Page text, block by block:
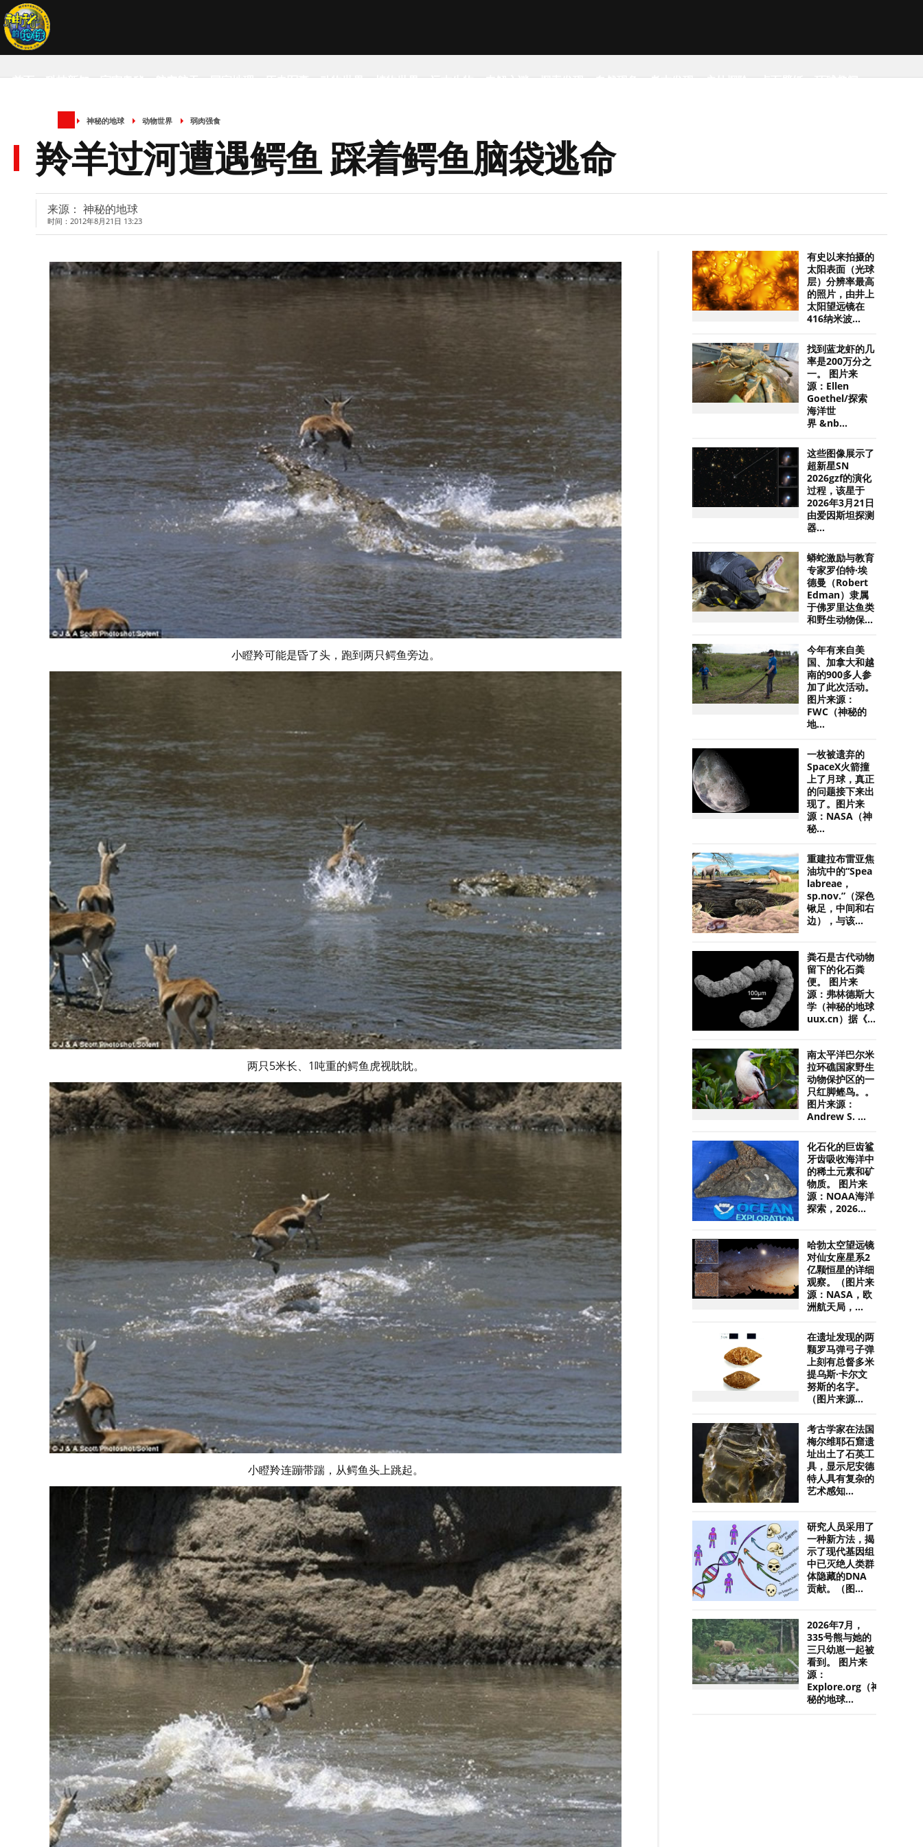
首页 科技新知 宇宙奥秘 航空航天 国家地理 历史军事 动物世界 植物世界 远古生物 未解之谜 探索发现 自然现象 考古发现 户外探险 桌面壁纸 环球趣闻
神秘的地球 动物世界 弱肉强食
羚羊过河遭遇鳄鱼 踩着鳄鱼脑袋逃命
来源： 神秘的地球
时间：2012年8月21日 13:23
小瞪羚可能是昏了头，跑到两只鳄鱼旁边。
两只5米长、1吨重的鳄鱼虎视眈眈。
小瞪羚连蹦带踹，从鳄鱼头上跳起。
有史以来拍摄的
太阳表面（光球
层）分辨率最高
的照片，由井上
太阳望远镜在
416纳米波...
找到蓝龙虾的几
率是200万分之
一。 图片来
源：Ellen
Goethel/探索
海洋世
界 &nb...
这些图像展示了
超新星SN
2026gzf的演化
过程，该星于
2026年3月21日
由爱因斯坦探测
器...
蟒蛇激励与教育
专家罗伯特·埃
德曼（Robert
Edman）隶属
于佛罗里达鱼类
和野生动物保...
今年有来自美
国、加拿大和越
南的900多人参
加了此次活动。
图片来源：
FWC（神秘的
地...
一枚被遗弃的
SpaceX火箭撞
上了月球，真正
的问题接下来出
现了。图片来
源：NASA（神
秘...
重建拉布雷亚焦
油坑中的“Spea
labreae，
sp.nov.”（深色
锹足，中间和右
边），与该...
粪石是古代动物
留下的化石粪
便。 图片来
源：弗林德斯大
学（神秘的地球
uux.cn）据《...
南太平洋巴尔米
拉环礁国家野生
动物保护区的一
只红脚鲣鸟。。
图片来源：
Andrew S. ...
化石化的巨齿鲨
牙齿吸收海洋中
的稀土元素和矿
物质。 图片来
源：NOAA海洋
探索，2026...
哈勃太空望远镜
对仙女座星系2
亿颗恒星的详细
观察。（图片来
源：NASA，欧
洲航天局，...
在遗址发现的两
颗罗马弹弓子弹
上刻有总督多米
提乌斯·卡尔文
努斯的名字。
（图片来源...
考古学家在法国
梅尔维耶石窟遗
址出土了石英工
具，显示尼安德
特人具有复杂的
艺术感知...
研究人员采用了
一种新方法，揭
示了现代基因组
中已灭绝人类群
体隐藏的DNA
贡献。（图...
2026年7月，
335号熊与她的
三只幼崽一起被
看到。 图片来
源：
Explore.org（神
秘的地球...